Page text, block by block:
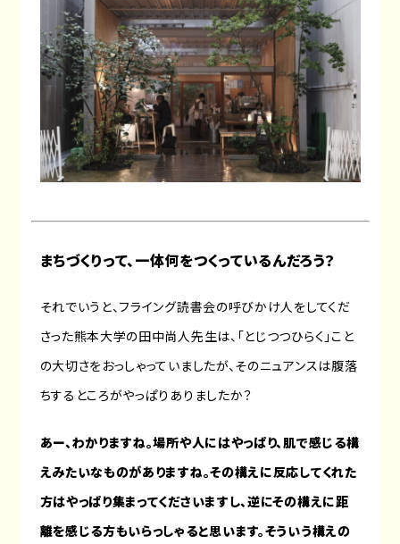
まちづくりって、一体何をつくっているんだろう？
それでいうと、フライング読書会の呼びかけ人をしてくだ
さった熊本大学の田中尚人先生は、「とじつつひらく」こと
の大切さをおっしゃっていましたが、そのニュアンスは腹落
ちするところがやっぱりありましたか？
あー、わかりますね。場所や人にはやっぱり、肌で感じる構
えみたいなものがありますね。その構えに反応してくれた
方はやっぱり集まってくださいますし、逆にその構えに距
離を感じる方もいらっしゃると思います。そういう構えの